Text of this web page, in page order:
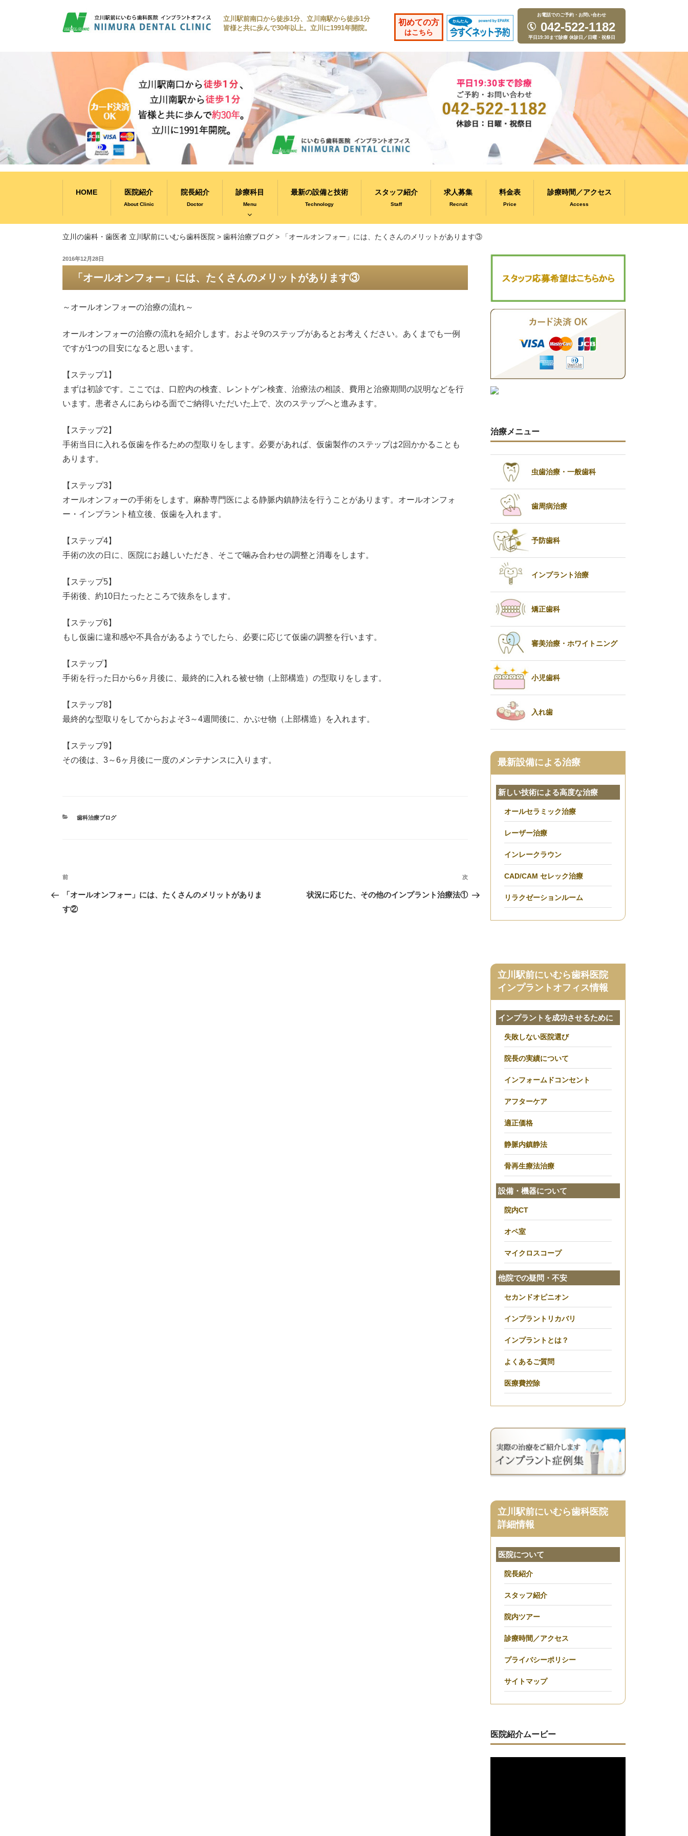
立川駅前南口から徒歩1分、立川南駅から徒歩1分
皆様と共に歩んで30年以上。立川に1991年開院。
初めての方
はこちら
お電話でのご予約・お問い合わせ
042-522-1182
平日19:30まで診療 休診日／日曜・祝祭日
HOME 医院紹介
About Clinic
院長紹介
Doctor
診療科目
Menu
最新の設備と技術
Technology
スタッフ紹介
Staff
求人募集
Recruit
料金表
Price
診療時間／アクセス
Access
立川の歯科・歯医者 立川駅前にいむら歯科医院 > 歯科治療ブログ > 「オールオンフォー」には、たくさんのメリットがあります③
投
2016年12月28日
「オールオンフォー」には、たくさんのメリットがあります③
～オールオンフォーの治療の流れ～
オールオンフォーの治療の流れを紹介します。およそ9のステップがあるとお考えください。あくまでも一例
ですが1つの目安になると思います。
【ステップ1】
まずは初診です。ここでは、口腔内の検査、レントゲン検査、治療法の相談、費用と治療期間の説明などを行
います。患者さんにあらゆる面でご納得いただいた上で、次のステップへと進みます。
【ステップ2】
手術当日に入れる仮歯を作るための型取りをします。必要があれば、仮歯製作のステップは2回かかることも
あります。
【ステップ3】
オールオンフォーの手術をします。麻酔専門医による静脈内鎮静法を行うことがあります。オールオンフォ
ー・インプラント植立後、仮歯を入れます。
【ステップ4】
手術の次の日に、医院にお越しいただき、そこで噛み合わせの調整と消毒をします。
【ステップ5】
手術後、約10日たったところで抜糸をします。
【ステップ6】
もし仮歯に違和感や不具合があるようでしたら、必要に応じて仮歯の調整を行います。
【ステップ】
手術を行った日から6ヶ月後に、最終的に入れる被せ物（上部構造）の型取りをします。
【ステップ8】
最終的な型取りをしてからおよそ3～4週間後に、かぶせ物（上部構造）を入れます。
【ステップ9】
その後は、3～6ヶ月後に一度のメンテナンスに入ります。
カ
歯科治療ブログ
投
稿
ナ
過
去
の
前
「オールオンフォー」には、たくさんのメリットがありま
す②
の
次
状況に応じた、その他のインプラント治療法①
治療メニュー
虫歯治療・一般歯科
歯周病治療
予防歯科
インプラント治療
矯正歯科
審美治療・ホワイトニング
小児歯科
入れ歯
最新設備による治療
新しい技術による高度な治療
オールセラミック治療
レーザー治療
インレークラウン
CAD/CAM セレック治療
リラクゼーションルーム
立川駅前にいむら歯科医院
インプラントオフィス情報
インプラントを成功させるために
失敗しない医院選び
院長の実績について
インフォームドコンセント
アフターケア
適正価格
静脈内鎮静法
骨再生療法治療
設備・機器について
院内CT
オペ室
マイクロスコープ
他院での疑問・不安
セカンドオピニオン
インプラントリカバリ
インプラントとは？
よくあるご質問
医療費控除
立川駅前にいむら歯科医院
詳細情報
医院について
院長紹介
スタッフ紹介
院内ツアー
診療時間／アクセス
プライバシーポリシー
サイトマップ
医院紹介ムービー